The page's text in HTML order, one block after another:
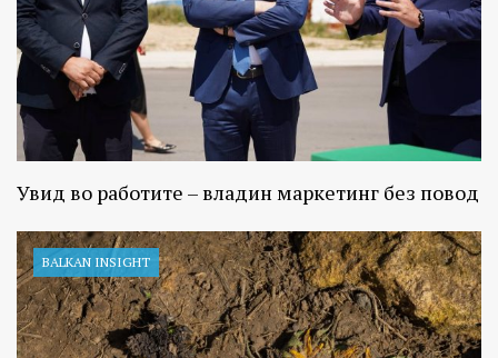
Увид во работите – владин маркетинг без повод
BALKAN INSIGHT